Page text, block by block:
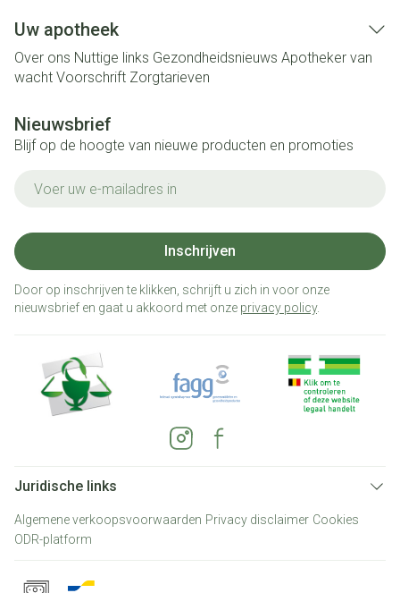
Uw apotheek
Over ons Nuttige links Gezondheidsnieuws Apotheker van
wacht Voorschrift Zorgtarieven
Nieuwsbrief
Blijf op de hoogte van nieuwe producten en promoties
Inschrijven
Door op inschrijven te klikken, schrijft u zich in voor onze
nieuwsbrief en gaat u akkoord met onze privacy policy.
Juridische links
Algemene verkoopsvoorwaarden Privacy disclaimer Cookies
ODR-platform